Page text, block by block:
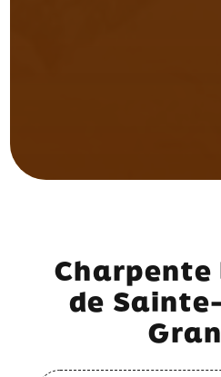
Charpente
de